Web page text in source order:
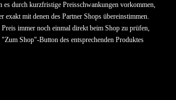
es durch kurzfristige Preisschwankungen vorkommen,
exakt mit denen des Partner Shops übereinstimmen.
immer noch einmal direkt beim Shop zu prüfen,
Shop"-Button des entsprechenden Produktes